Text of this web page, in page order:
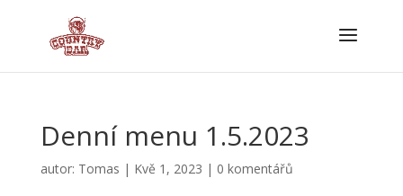
Denní menu 1.5.2023
autor: Tomas | Kvě 1, 2023 | 0 komentářů